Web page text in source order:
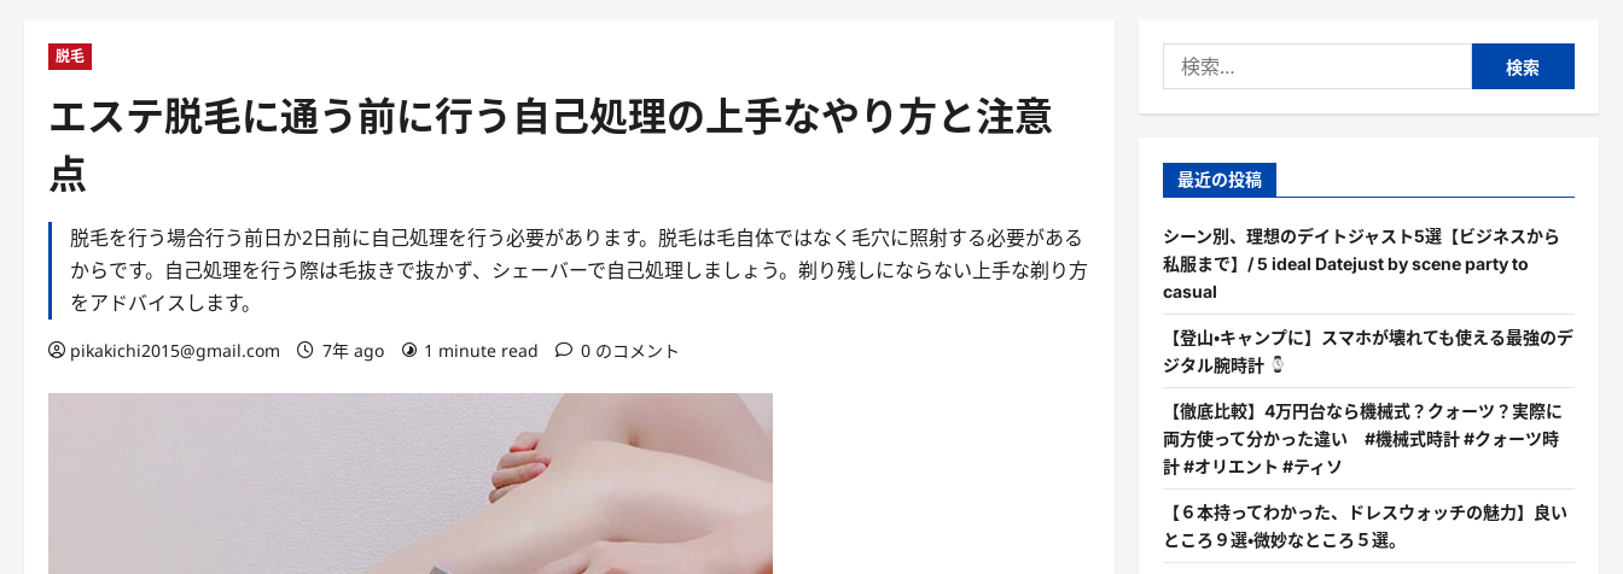
脱毛
エステ脱毛に通う前に行う自己処理の上手なやり方と注意
点
脱毛を行う場合行う前日か2日前に自己処理を行う必要があります。脱毛は毛自体ではなく毛穴に照射する必要がある
からです。自己処理を行う際は毛抜きで抜かず、シェーバーで自己処理しましょう。剃り残しにならない上手な剃り方
をアドバイスします。
pikakichi2015@gmail.com 7年 ago 1 minute read 0 のコメント
索:
最近の投稿
シーン別、理想のデイトジャスト5選【ビジネスから
私服まで】/ 5 ideal Datejust by scene party to
casual
【登山・キャンプに】スマホが壊れても使える最強のデ
ジタル腕時計
【徹底比較】4万円台なら機械式？クォーツ？実際に
両方使って分かった違い #機械式時計 #クォーツ時
計 #オリエント #ティソ
【６本持ってわかった、ドレスウォッチの魅力】良い
ところ９選・微妙なところ５選。